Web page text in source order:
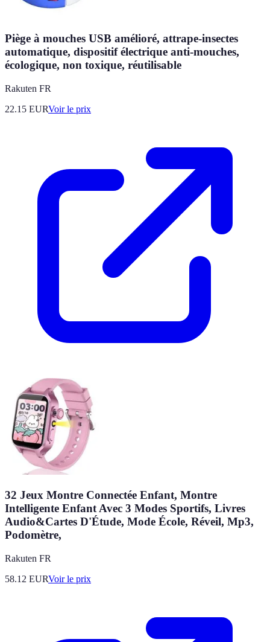
Piège à mouches USB amélioré, attrape-insectes
automatique, dispositif électrique anti-mouches,
écologique, non toxique, réutilisable
Rakuten FR
22.15 EURVoir le prix
32 Jeux Montre Connectée Enfant, Montre
Intelligente Enfant Avec 3 Modes Sportifs, Livres
Audio&Cartes D'Étude, Mode École, Réveil, Mp3,
Podomètre,
Rakuten FR
58.12 EURVoir le prix